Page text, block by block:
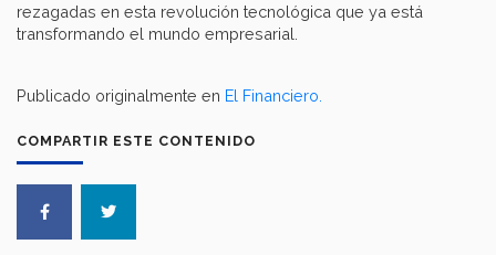
COMPARTIR ESTE CONTENIDO
rezagadas en esta revolución tecnológica que ya está
transformando el mundo empresarial.
Publicado originalmente en El Financiero.